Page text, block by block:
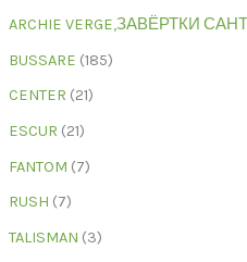
ARCHIE VERGE,ЗАВЁРТКИ
BUSSARE 185
CENTER 21
ESCUR 21
FANTOM 7
RUSH 7
TALISMAN 3